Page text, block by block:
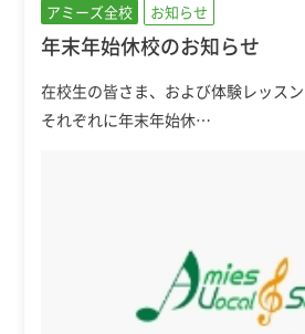
アミーズ全校 お知らせ
年末年始休校のお知らせ
在校生の皆さま、および体験レッス
それぞれに年末年始休…